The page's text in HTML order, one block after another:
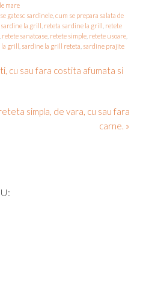
mare
gatesc sardinele ,cum se prepara salata de
la grill reteta sardine la grill retete
retete sanatoase retete simple retete usoare
la grill sardine la grill reteta sardine prajite
cu sau fara costita afumata si
simpla, de vara, cu sau fara
carne. »